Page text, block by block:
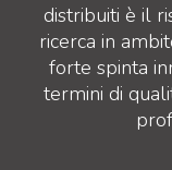
distribuiti è il
ricerca in
forte spinta
termini di